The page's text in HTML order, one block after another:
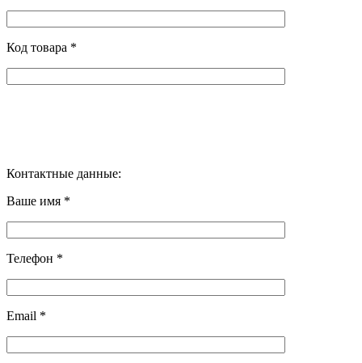
Код товара *
Контактные данные:
Ваше имя *
Телефон *
Email *